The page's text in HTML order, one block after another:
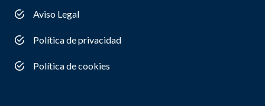
Aviso Legal
Política de privacidad
Política de cookies